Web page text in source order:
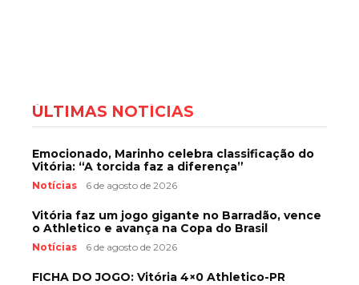
ÚLTIMAS NOTÍCIAS
Emocionado, Marinho celebra classificação do
Vitória: “A torcida faz a diferença”
Notícias 6 de agosto de 2026
Vitória faz um jogo gigante no Barradão, vence
o Athletico e avança na Copa do Brasil
Notícias 6 de agosto de 2026
FICHA DO JOGO: Vitória 4×0 Athletico-PR